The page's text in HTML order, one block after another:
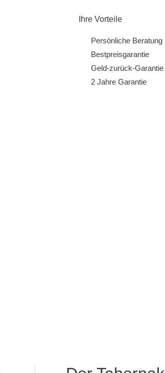
Ihre Vorteile
Persönliche Beratung
Bestpreisgarantie
Geld-zurück-Garantie
2 Jahre Garantie